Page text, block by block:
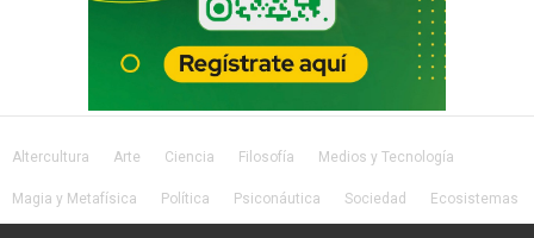
Altercultura Arte Ciencia Filosofía Medios y Tecnología
Magia y Metafísica Política Psiconáutica Sociedad Ecosistemas